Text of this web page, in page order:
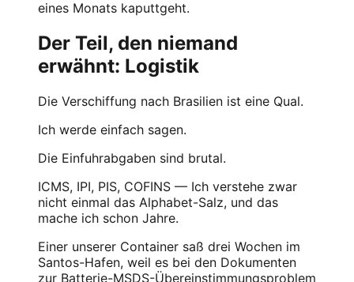
eines Monats kaputtgeht.
Der Teil, den niemand
erwähnt: Logistik
Die Verschiffung nach Brasilien ist eine Qual.
Ich werde einfach sagen.
Die Einfuhrabgaben sind brutal.
ICMS, IPI, PIS, COFINS — Ich verstehe zwar
nicht einmal das Alphabet-Salz, und das
mache ich schon Jahre.
Einer unserer Container saß drei Wochen im
Santos-Hafen, weil es bei den Dokumenten
zur Batterie-MSDS-Übereinstimmungsproblem